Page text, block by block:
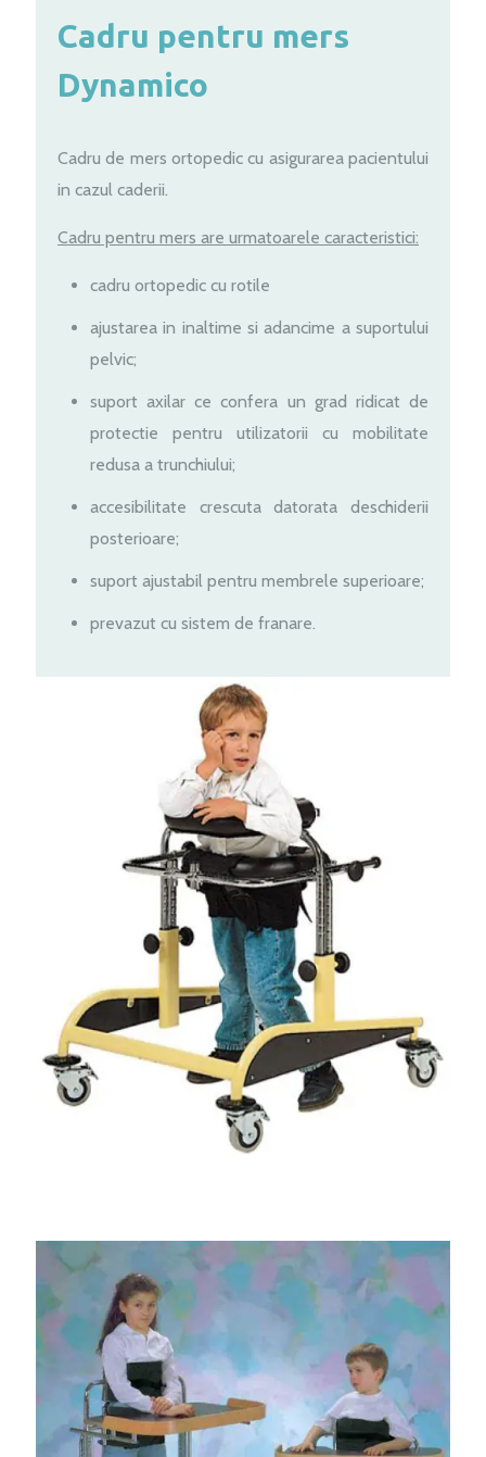
Cadru pentru mers
Dynamico
Cadru de mers ortopedic cu asigurarea pacientului
in cazul caderii.
Cadru pentru mers are urmatoarele caracteristici:
cadru ortopedic cu rotile
ajustarea in inaltime si adancime a suportului
pelvic;
suport axilar ce confera un grad ridicat de
protectie pentru utilizatorii cu mobilitate
redusa a trunchiului;
accesibilitate crescuta datorata deschiderii
posterioare;
suport ajustabil pentru membrele superioare;
prevazut cu sistem de franare.